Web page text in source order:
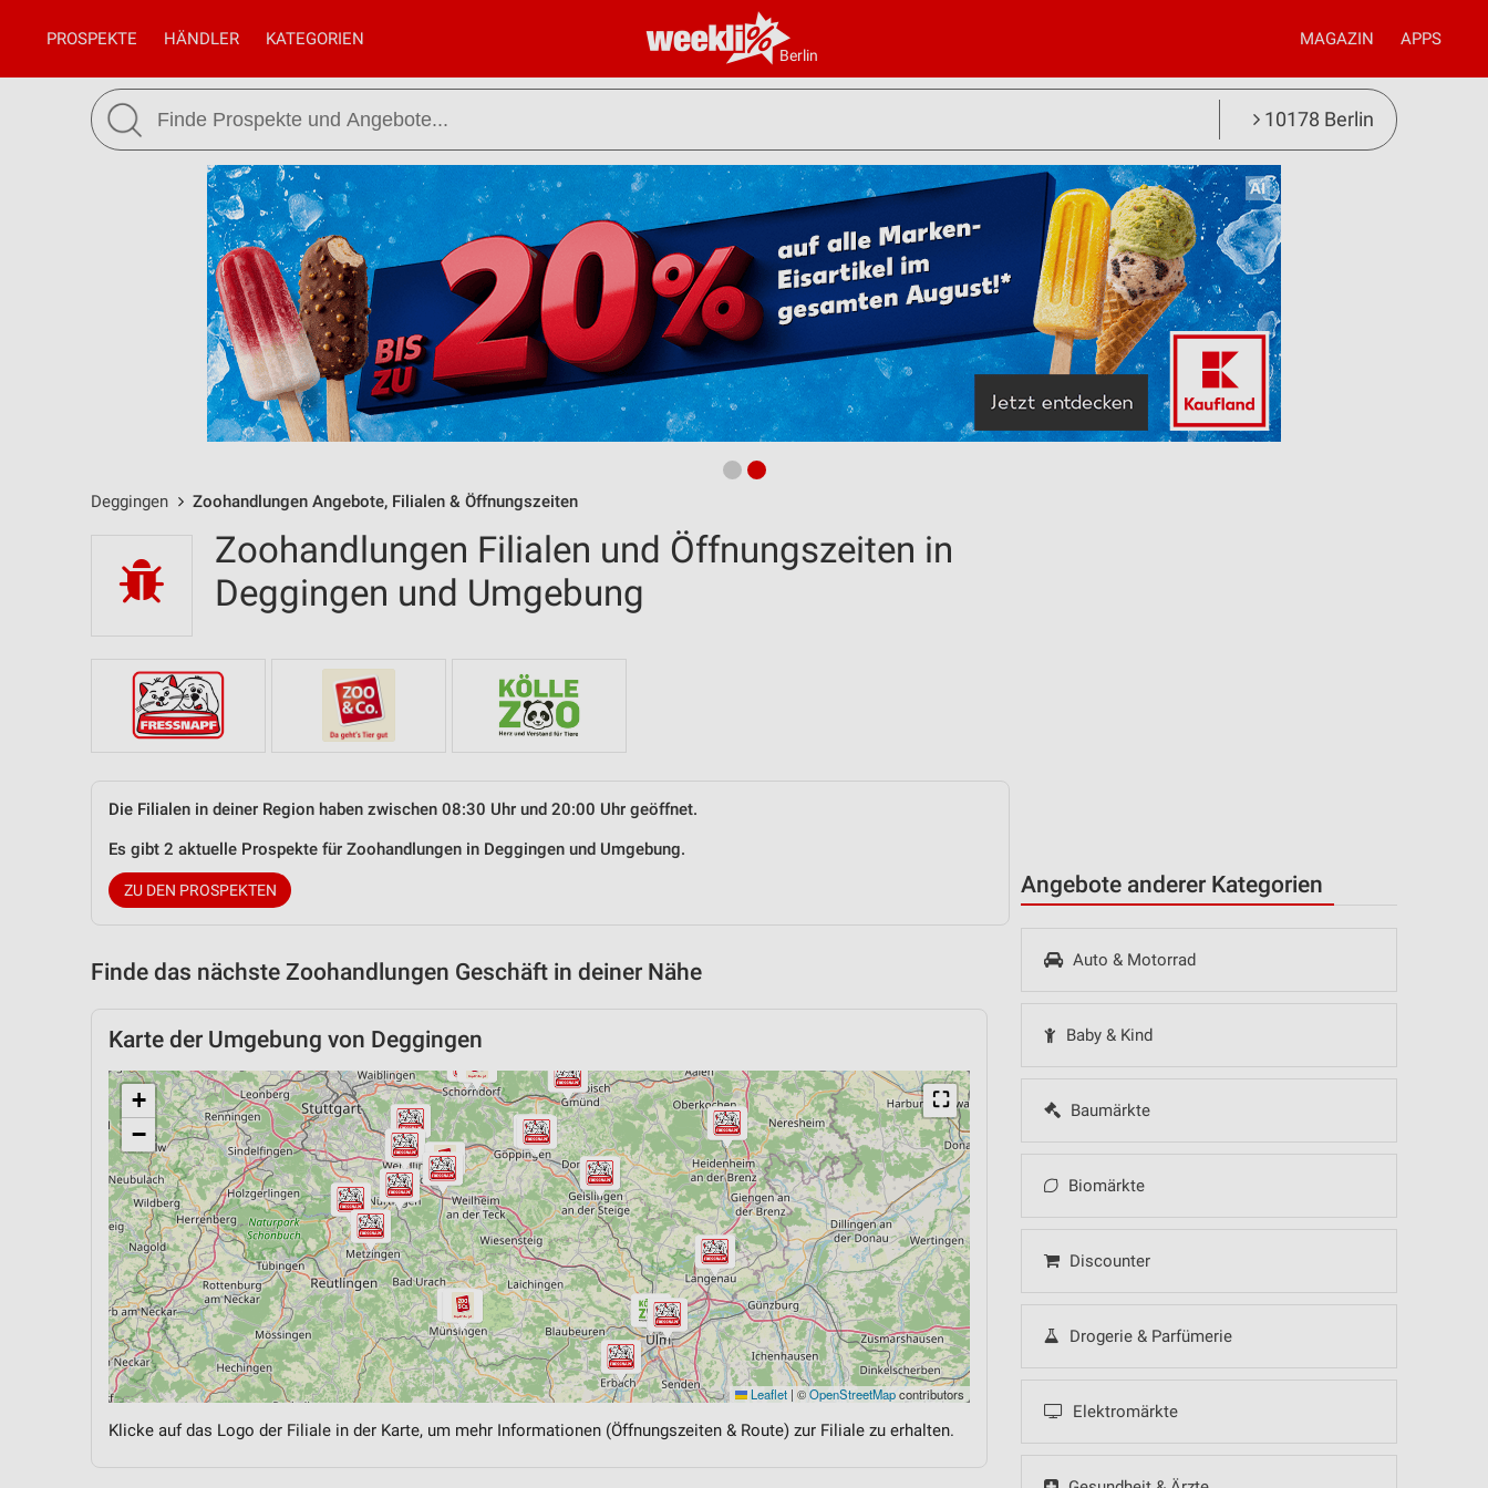
Berlin
PROSPEKTE HÄNDLER KATEGORIEN MAGAZIN APPS
10178 Berlin
Deggingen Zoohandlungen Angebote, Filialen & Öffnungszeiten
Angebote anderer Kategorien
Auto & Motorrad
Baby & Kind
Baumärkte
Biomärkte
Discounter
Drogerie & Parfümerie
Elektromärkte
Zoohandlungen Filialen und Öffnungszeiten in
Deggingen und Umgebung
Die Filialen in deiner Region haben zwischen 08:30 Uhr und 20:00 Uhr geöffnet.
Es gibt 2 aktuelle Prospekte für Zoohandlungen in Deggingen und Umgebung.
ZU DEN PROSPEKTEN
Finde das nächste Zoohandlungen Geschäft in deiner Nähe
Karte der Umgebung von Deggingen
⛶
+
−
Leaflet | ©OpenStreetMapcontributors
Klicke auf das Logo der Filiale in der Karte, um mehr Informationen (Öffnungszeiten & Route) zur Filiale zu erhalten.